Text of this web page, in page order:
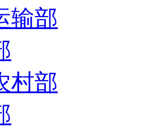
输部
村部